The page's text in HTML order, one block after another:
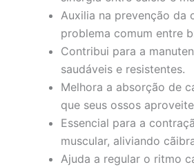
Auxilia na prevenção da
problema comum entre
Contribui para a
saudáveis e resistentes.
Melhora a absorção de
que seus ossos
Essencial para a
muscular, aliviando
Ajuda a regular o ritmo